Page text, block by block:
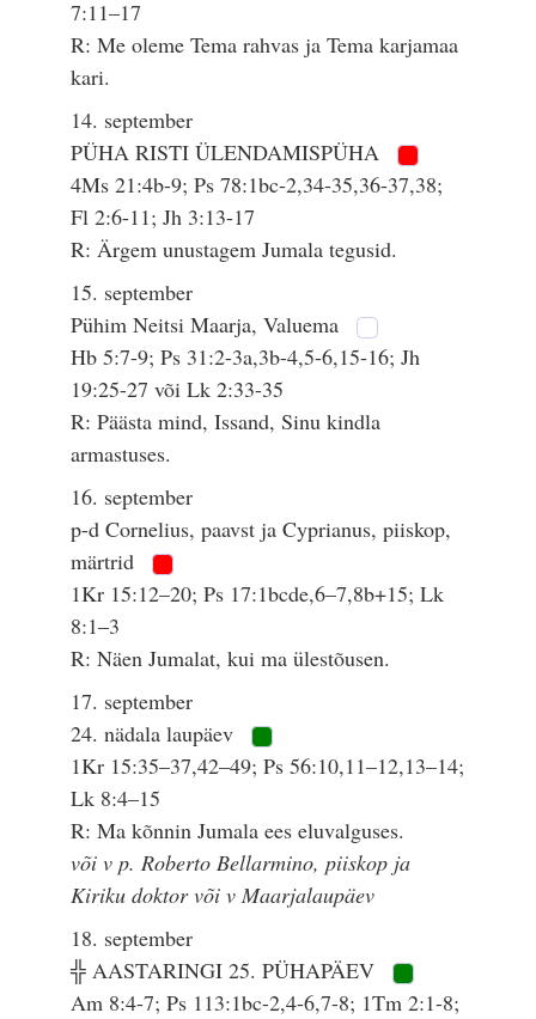
7:11–17
R: Me oleme Tema rahvas ja Tema karjamaa
kari.
14. september
PÜHA RISTI ÜLENDAMISPÜHA
4Ms 21:4b-9; Ps 78:1bc-2,34-35,36-37,38;
Fl 2:6-11; Jh 3:13-17
R: Ärgem unustagem Jumala tegusid.
15. september
Pühim Neitsi Maarja, Valuema
Hb 5:7-9; Ps 31:2-3a,3b-4,5-6,15-16; Jh
19:25-27 või Lk 2:33-35
R: Päästa mind, Issand, Sinu kindla
armastuses.
16. september
p-d Cornelius, paavst ja Cyprianus, piiskop,
märtrid
1Kr 15:12–20; Ps 17:1bcde,6–7,8b+15; Lk
8:1–3
R: Näen Jumalat, kui ma ülestõusen.
17. september
24. nädala laupäev
1Kr 15:35–37,42–49; Ps 56:10,11–12,13–14;
Lk 8:4–15
R: Ma kõnnin Jumala ees eluvalguses.
või v p. Roberto Bellarmino, piiskop ja
Kiriku doktor või v Maarjalaupäev
18. september
╬ AASTARINGI 25. PÜHAPÄEV
Am 8:4-7; Ps 113:1bc-2,4-6,7-8; 1Tm 2:1-8;